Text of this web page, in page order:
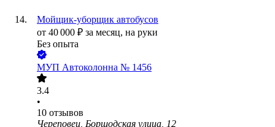
Мойщик-уборщик автобусов
от 40 000 ₽ за месяц, на руки
Без опыта
МУП Автоколонна № 1456
3.4
•
10 отзывов
Череповец, Боршодская улица, 12